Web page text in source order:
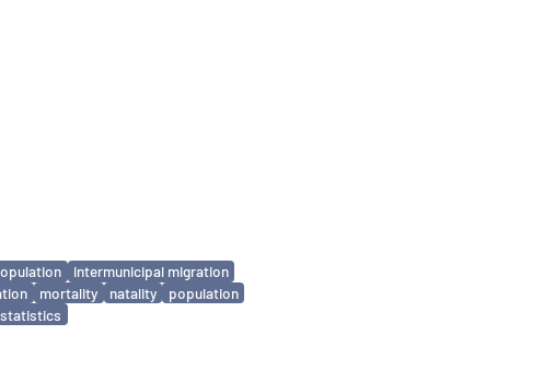
intermunicipal migration
mortality natality
population